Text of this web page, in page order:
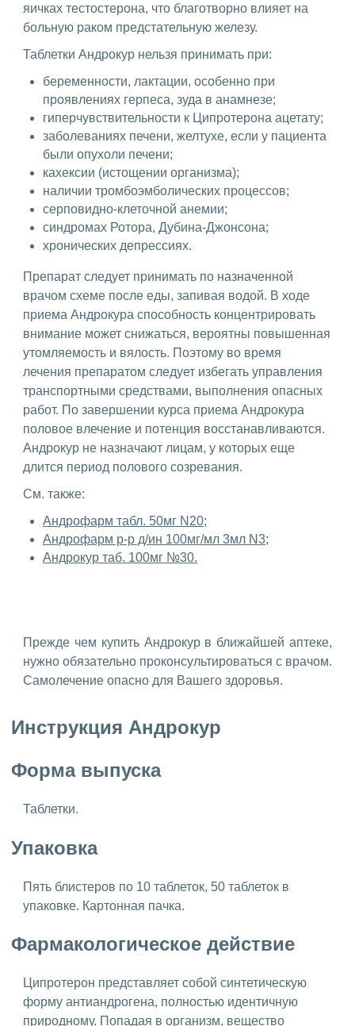
яичках тестостерона, что благотворно влияет на
больную раком предстательную железу.
Таблетки Андрокур нельзя принимать при:
беременности, лактации, особенно при
проявлениях герпеса, зуда в анамнезе;
гиперчувствительности к Ципротерона ацетату;
заболеваниях печени, желтухе, если у пациента
были опухоли печени;
кахексии (истощении организма);
наличии тромбоэмболических процессов;
серповидно-клеточной анемии;
синдромах Ротора, Дубина-Джонсона;
хронических депрессиях.
Препарат следует принимать по назначенной
врачом схеме после еды, запивая водой. В ходе
приема Андрокура способность концентрировать
внимание может снижаться, вероятны повышенная
утомляемость и вялость. Поэтому во время
лечения препаратом следует избегать управления
транспортными средствами, выполнения опасных
работ. По завершении курса приема Андрокура
половое влечение и потенция восстанавливаются.
Андрокур не назначают лицам, у которых еще
длится период полового созревания.
См. также:
Андрофарм табл. 50мг N20;
Андрофарм р-р д/ин 100мг/мл 3мл N3;
Андрокур таб. 100мг №30.
Прежде чем купить Андрокур в ближайшей аптеке,
нужно обязательно проконсультироваться с врачом.
Самолечение опасно для Вашего здоровья.
Инструкция Андрокур
Форма выпуска
Таблетки.
Упаковка
Пять блистеров по 10 таблеток, 50 таблеток в
упаковке. Картонная пачка.
Фармакологическое действие
Ципротерон представляет собой синтетическую
форму антиандрогена, полностью идентичную
природному. Попадая в организм, вещество